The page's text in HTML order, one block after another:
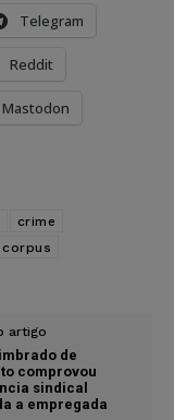
Telegram
Reddit
Mastodon
crime
corpus
artigo
de
comprovou
sindical
a empregada